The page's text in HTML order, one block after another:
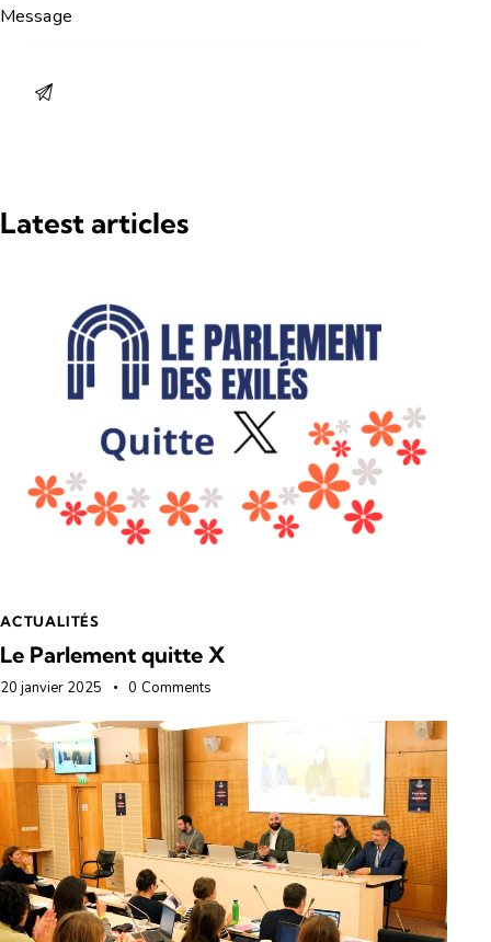
Latest articles
ACTUALITÉS
Le Parlement quitte X
20 janvier 2025 0 Comments